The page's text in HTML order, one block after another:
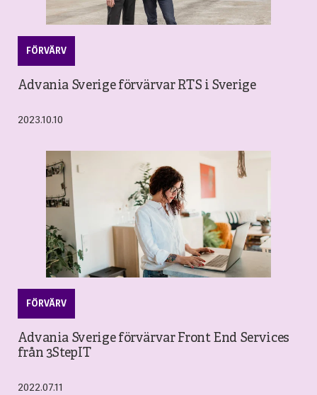
FÖRVÄRV
Advania Sverige förvärvar RTS i Sverige
2023.10.10
FÖRVÄRV
Advania Sverige förvärvar Front End Services
från 3StepIT
2022.07.11